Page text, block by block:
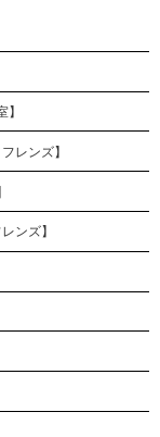
レンズ】
ンズ】